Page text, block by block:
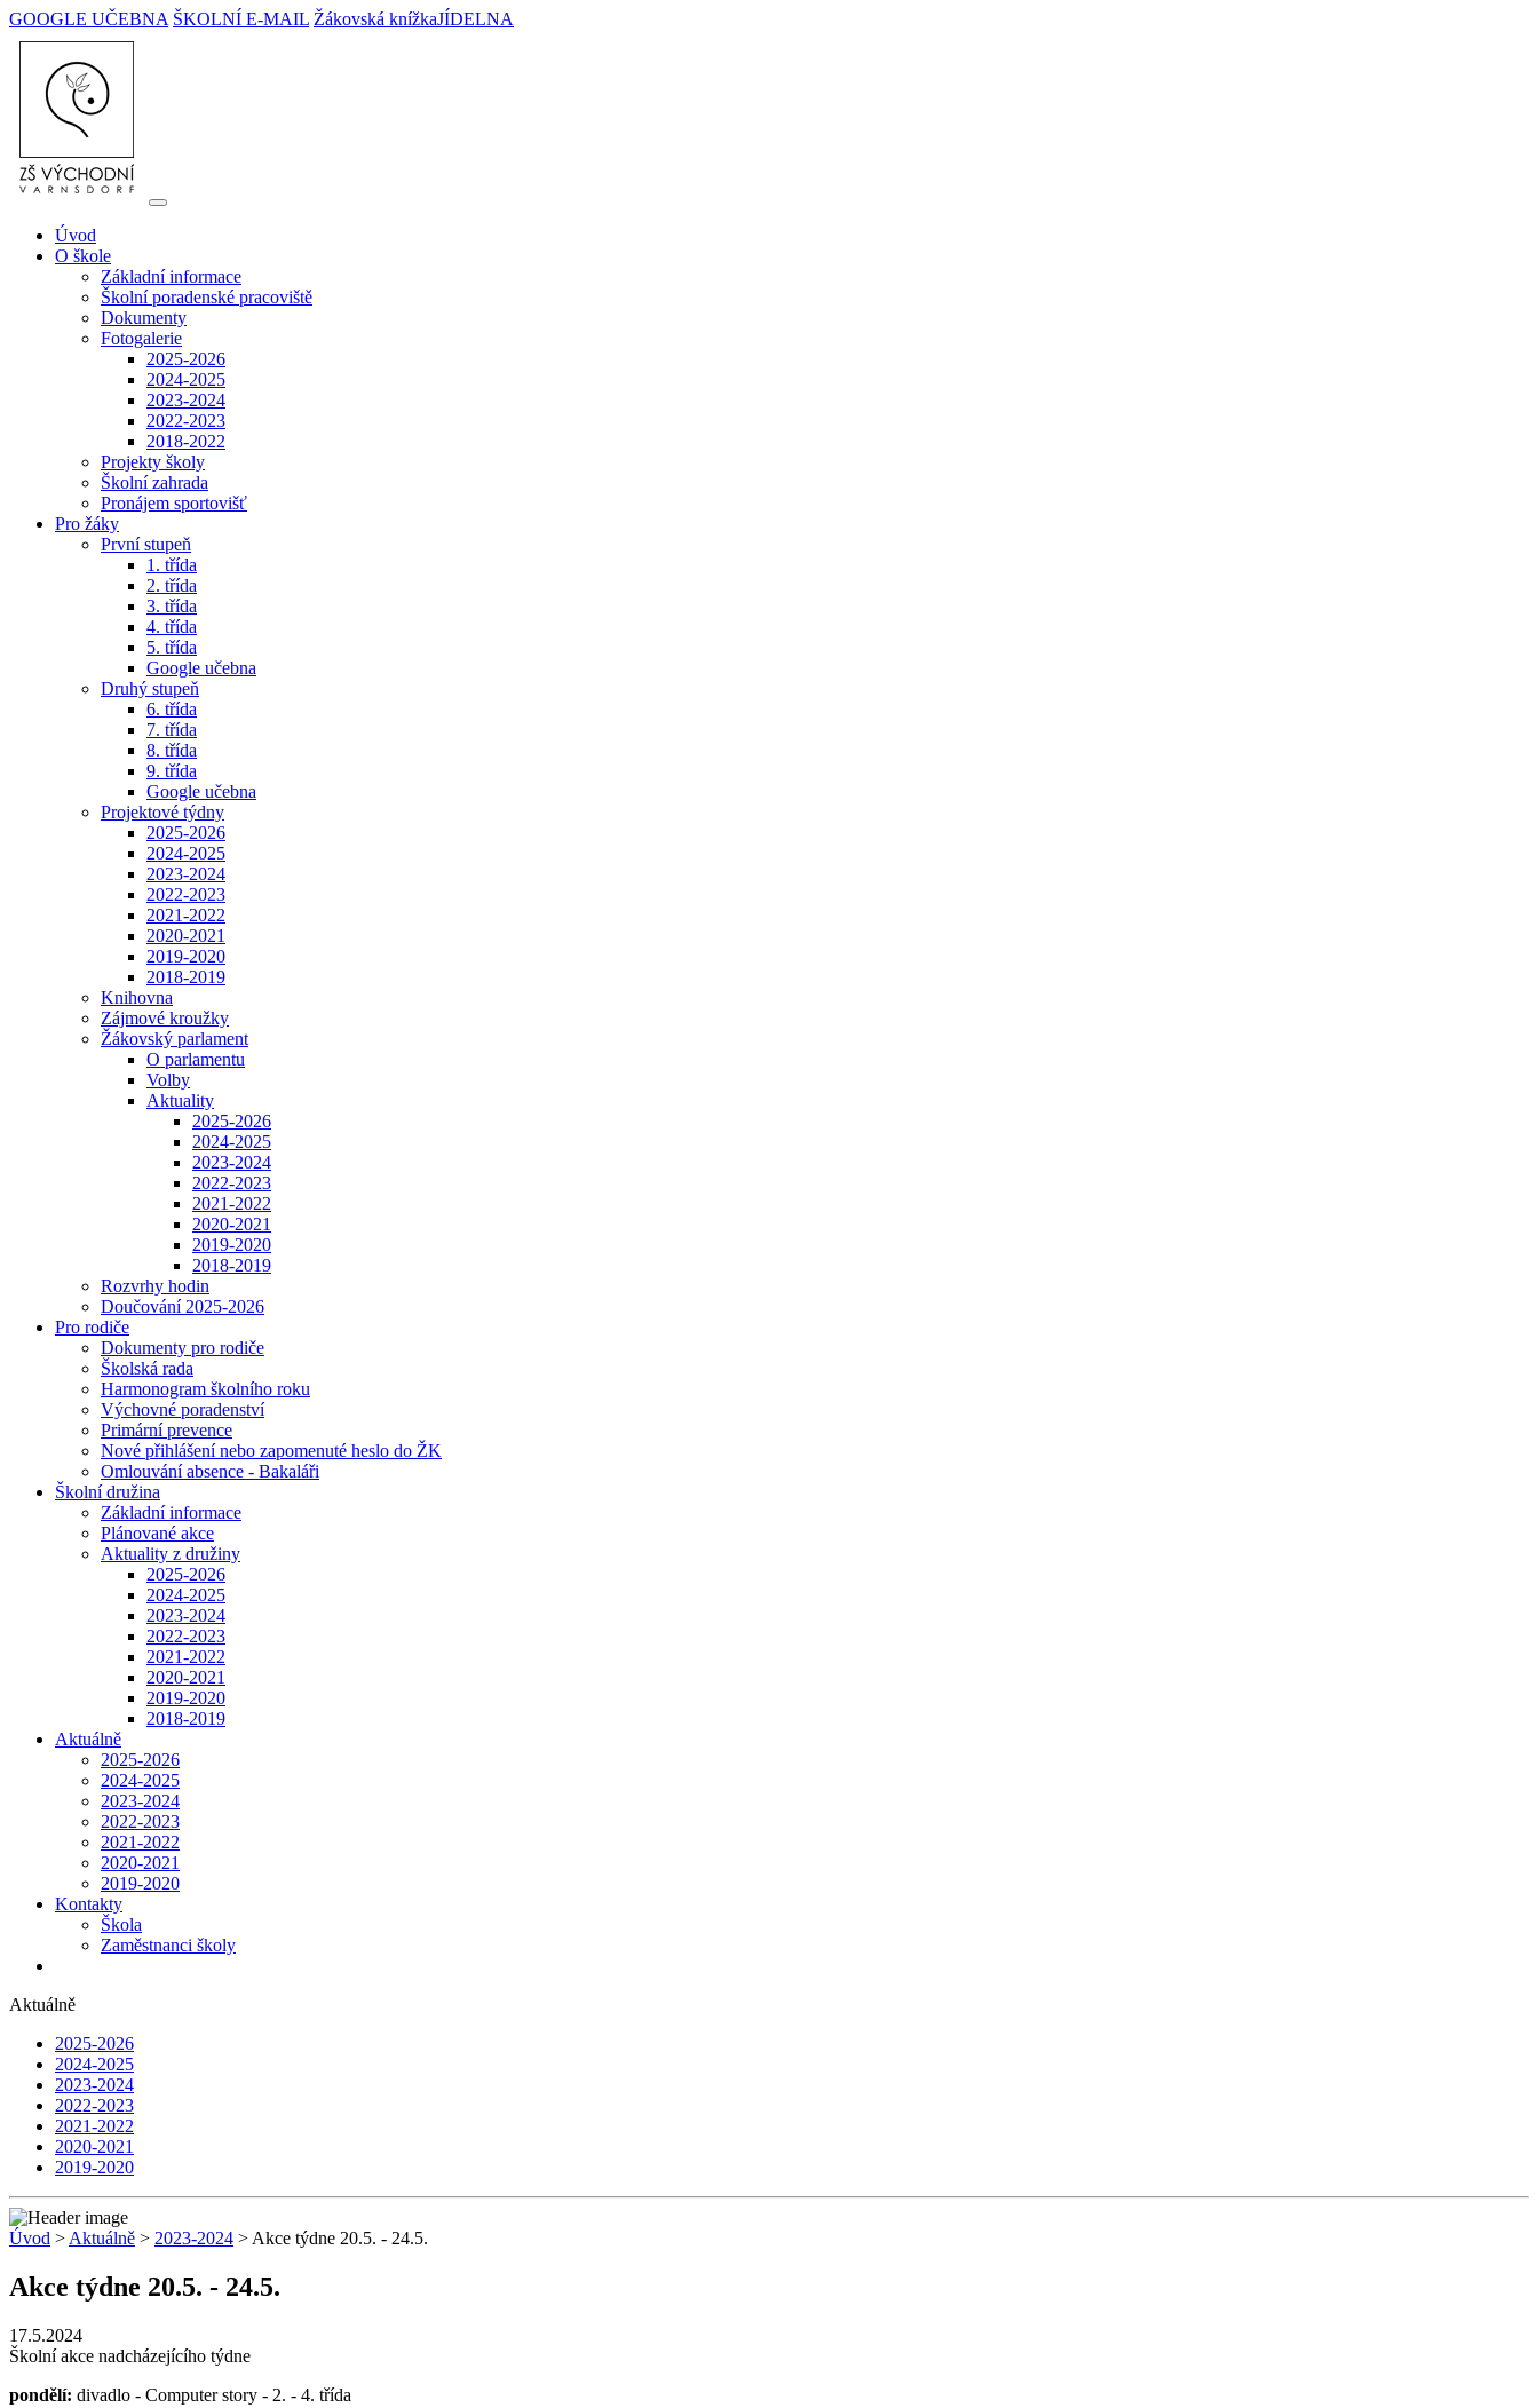
GOOGLE UČEBNA ŠKOLNÍ E-MAIL Žákovská knížkaJÍDELNA
Úvod
O škole
Základní informace
Školní poradenské pracoviště
Dokumenty
Fotogalerie
2025-2026
2024-2025
2023-2024
2022-2023
2018-2022
Projekty školy
Školní zahrada
Pronájem sportovišť
Pro žáky
První stupeň
1. třída
2. třída
3. třída
4. třída
5. třída
Google učebna
Druhý stupeň
6. třída
7. třída
8. třída
9. třída
Google učebna
Projektové týdny
2025-2026
2024-2025
2023-2024
2022-2023
2021-2022
2020-2021
2019-2020
2018-2019
Knihovna
Zájmové kroužky
Žákovský parlament
O parlamentu
Volby
Aktuality
2025-2026
2024-2025
2023-2024
2022-2023
2021-2022
2020-2021
2019-2020
2018-2019
Rozvrhy hodin
Doučování 2025-2026
Pro rodiče
Dokumenty pro rodiče
Školská rada
Harmonogram školního roku
Výchovné poradenství
Primární prevence
Nové přihlášení nebo zapomenuté heslo do ŽK
Omlouvání absence - Bakaláři
Školní družina
Základní informace
Plánované akce
Aktuality z družiny
2025-2026
2024-2025
2023-2024
2022-2023
2021-2022
2020-2021
2019-2020
2018-2019
Aktuálně
2025-2026
2024-2025
2023-2024
2022-2023
2021-2022
2020-2021
2019-2020
Kontakty
Škola
Zaměstnanci školy
Aktuálně
2025-2026
2024-2025
2023-2024
2022-2023
2021-2022
2020-2021
2019-2020
Úvod > Aktuálně > 2023-2024 > Akce týdne 20.5. - 24.5.
Akce týdne 20.5. - 24.5.
17.5.2024
Školní akce nadcházejícího týdne
pondělí: divadlo - Computer story - 2. - 4. třída